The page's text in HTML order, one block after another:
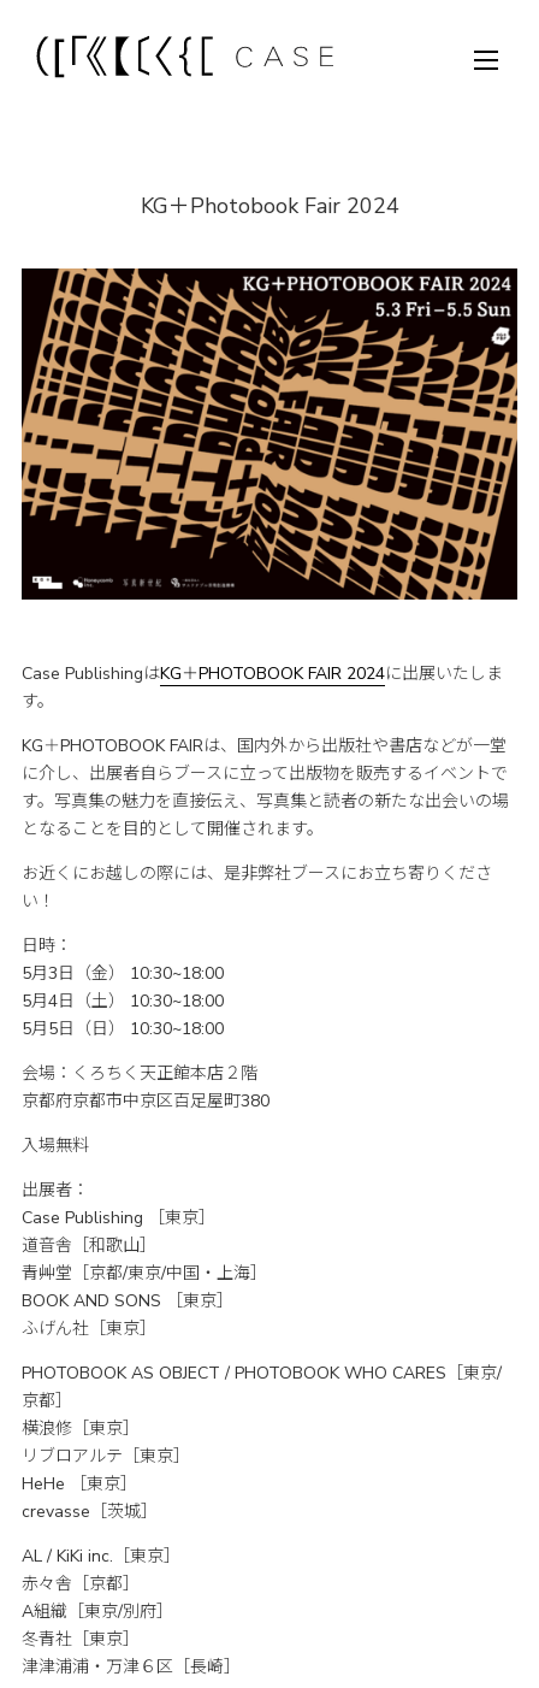
KG＋Photobook Fair 2024
Case PublishingはKG＋PHOTOBOOK FAIR 2024に出展いたしま
す。
KG＋PHOTOBOOK FAIRは、国内外から出版社や書店などが一堂
に介し、出展者自らブースに立って出版物を販売するイベントで
す。写真集の魅力を直接伝え、写真集と読者の新たな出会いの場
となることを目的として開催されます。
お近くにお越しの際には、是非弊社ブースにお立ち寄りくださ
い！
日時：
5月3日（金） 10:30~18:00
5月4日（土） 10:30~18:00
5月5日（日） 10:30~18:00
会場：くろちく天正館本店２階
京都府京都市中京区百足屋町380
入場無料
出展者：
Case Publishing ［東京］
道音舎［和歌山］
青艸堂［京都/東京/中国・上海］
BOOK AND SONS ［東京］
ふげん社［東京］
PHOTOBOOK AS OBJECT / PHOTOBOOK WHO CARES［東京/
京都］
横浪修［東京］
リブロアルテ［東京］
HeHe ［東京］
crevasse［茨城］
AL / KiKi inc.［東京］
赤々舎［京都］
A組織［東京/別府］
冬青社［東京］
津津浦浦・万津６区［長崎］